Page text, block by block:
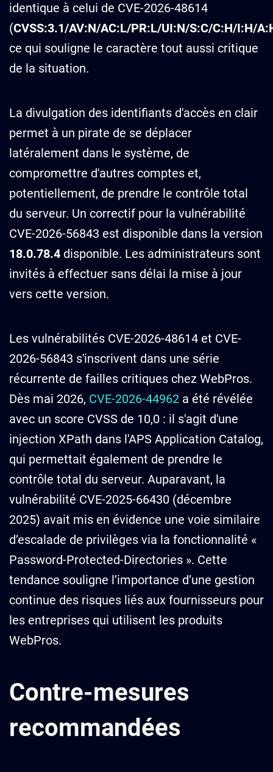
identique à celui de CVE-2026-48614
(CVSS:3.1/AV:N/AC:L/PR:L/UI:N/S:C/C:H/I:H/
ce qui souligne le caractère tout aussi critique
de la situation.
La divulgation des identifiants d'accès en clair
permet à un pirate de se déplacer
latéralement dans le système, de
compromettre d'autres comptes et,
potentiellement, de prendre le contrôle total
du serveur. Un correctif pour la vulnérabilité
CVE-2026-56843 est disponible dans la version
18.0.78.4 disponible. Les administrateurs sont
invités à effectuer sans délai la mise à jour
vers cette version.
Les vulnérabilités CVE-2026-48614 et CVE-
2026-56843 s'inscrivent dans une série
récurrente de failles critiques chez WebPros.
Dès mai 2026, CVE-2026-44962 a été révélée
avec un score CVSS de 10,0 : il s'agit d'une
injection XPath dans l'APS Application Catalog,
qui permettait également de prendre le
contrôle total du serveur. Auparavant, la
vulnérabilité CVE-2025-66430 (décembre
2025) avait mis en évidence une voie similaire
d’escalade de privilèges via la fonctionnalité «
Password-Protected-Directories ». Cette
tendance souligne l’importance d’une gestion
continue des risques liés aux fournisseurs pour
les entreprises qui utilisent les produits
WebPros.
Contre-mesures
recommandées